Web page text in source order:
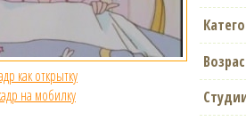
как открытку
на мобилку